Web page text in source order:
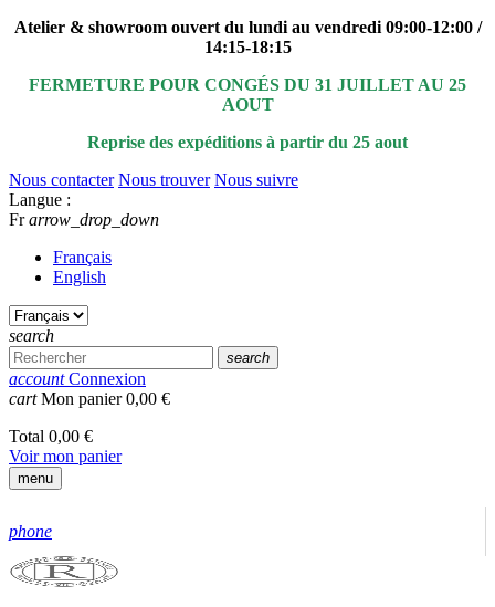
Atelier & showroom ouvert du lundi au vendredi 09:00-12:00 /
14:15-18:15
FERMETURE POUR CONGÉS DU 31 JUILLET AU 25
AOUT
Reprise des expéditions à partir du 25 aout
Nous contacter Nous trouver Nous suivre
Langue :
Fr arrow_drop_down
Français
English
search
search
account Connexion
cart Mon panier0,00 €
Total 0,00 €
Voir mon panier
menu
phone